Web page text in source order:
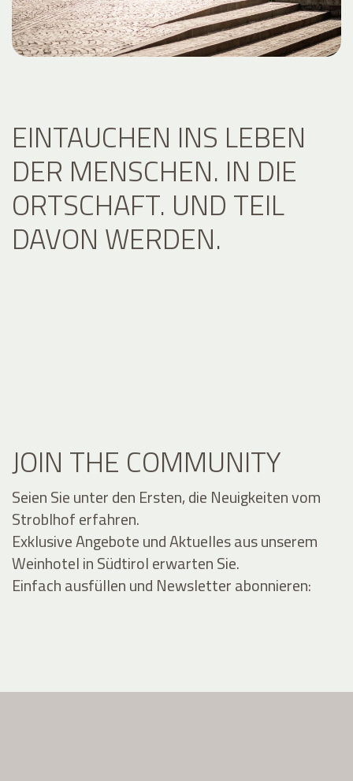
EINTAUCHEN INS LEBEN
DER MENSCHEN. IN DIE
ORTSCHAFT. UND TEIL
DAVON WERDEN.
JOIN THE COMMUNITY
Seien Sie unter den Ersten, die Neuigkeiten vom
Stroblhof erfahren.
Exklusive Angebote und Aktuelles aus unserem
Weinhotel in Südtirol erwarten Sie.
Einfach ausfüllen und Newsletter abonnieren: